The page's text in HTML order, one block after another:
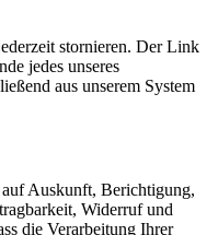
stornieren. Der Link
jedes unseres
aus unserem System
Auskunft, Berichtigung,
Widerruf und
die Verarbeitung Ihrer